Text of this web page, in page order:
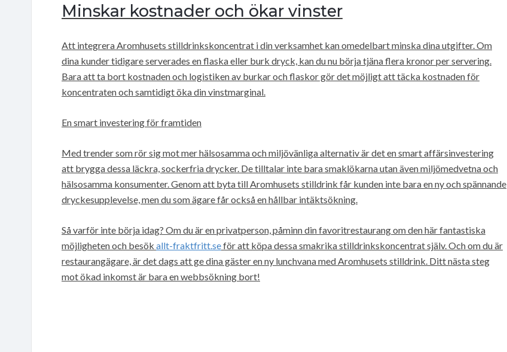
Minskar kostnader och ökar vinster
Att integrera Aromhusets stilldrinkskoncentrat i din verksamhet kan omedelbart minska dina utgifter. Om
dina kunder tidigare serverades en flaska eller burk dryck, kan du nu börja tjäna flera kronor per servering.
Bara att ta bort kostnaden och logistiken av burkar och flaskor gör det möjligt att täcka kostnaden för
koncentraten och samtidigt öka din vinstmarginal.
En smart investering för framtiden
Med trender som rör sig mot mer hälsosamma och miljövänliga alternativ är det en smart affärsinvestering
att brygga dessa läckra, sockerfria drycker. De tilltalar inte bara smaklökarna utan även miljömedvetna och
hälsosamma konsumenter. Genom att byta till Aromhusets stilldrink får kunden inte bara en ny och spännande
dryckesupplevelse, men du som ägare får också en hållbar intäktsökning.
Så varför inte börja idag? Om du är en privatperson, påminn din favoritrestaurang om den här fantastiska
möjligheten och besök allt-fraktfritt.seför att köpa dessa smakrika stilldrinkskoncentrat själv. Och om du är
restaurangägare, är det dags att ge dina gäster en ny lunchvana med Aromhusets stilldrink. Ditt nästa steg
mot ökad inkomst är bara en webbsökning bort!